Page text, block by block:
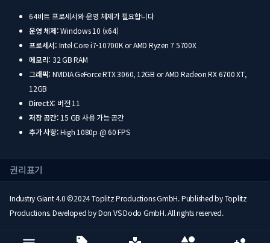
64비트 프로세서와 운영 체제가 필요합니다
운영 체제:Windows 10 (x64)
프로세서: Intel Core i7-10700K or AMD Ryzen 7 5700X
메모리: 32 GB RAM
그래픽: NVIDIA GeForce RTX 3060, 12GB or AMD Radeon RX 6700 XT,
12GB
DirectX: 버전 11
저장 공간: 15 GB 사용 가능 공간
추가 사항:High 1080p @ 60 FPS
권리표기
Industry Giant 4.0 ©2024 Toplitz Productions GmbH. Published by Toplitz
Productions. Developed by Don VS Dodo GmbH. All rights reserved.